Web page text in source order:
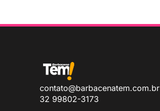
contato@barbacenatem.com.br
32 99802-3173